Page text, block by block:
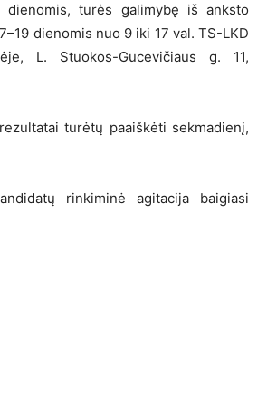
turės galimybę iš anksto
dienomis nuo 9 iki 17 val. TS-LKD
L. Stuokos-Gucevičiaus g. 11,
turėtų paaiškėti sekmadienį,
rinkiminė agitacija baigiasi